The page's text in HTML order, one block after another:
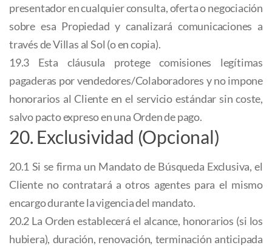
presentador en cualquier consulta, oferta o negociación
sobre esa Propiedad y canalizará comunicaciones a
través de Villas al Sol (o en copia).
19.3 Esta cláusula protege comisiones legítimas
pagaderas por vendedores/Colaboradores y no impone
honorarios al Cliente en el servicio estándar sin coste,
salvo pacto expreso en una Orden de pago.
20. Exclusividad (Opcional)
20.1 Si se firma un Mandato de Búsqueda Exclusiva, el
Cliente no contratará a otros agentes para el mismo
encargo durante la vigencia del mandato.
20.2 La Orden establecerá el alcance, honorarios (si los
hubiera), duración, renovación, terminación anticipada